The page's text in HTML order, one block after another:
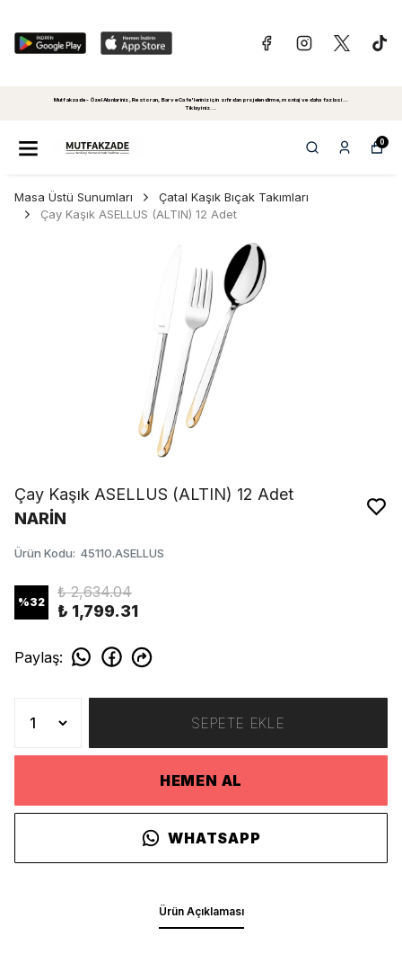
Mutfakzade - Özel Alanlariniz, Restoran, Bar ve Cafe'leriniz için sıfırdan projelendirme, montaj ve daha fazlasi...
Tiklayiniz...
0
Masa Üstü Sunumları
Çatal Kaşık Bıçak Takımları
Çay Kaşık ASELLUS (ALTIN) 12 Adet
Çay Kaşık ASELLUS (ALTIN) 12 Adet
NARİN
Ürün Kodu: 45110.ASELLUS
%32
₺ 2,634.04
₺ 1,799.31
Paylaş:
SEPETE EKLE
HEMEN AL
WHATSAPP
Ürün Açıklaması